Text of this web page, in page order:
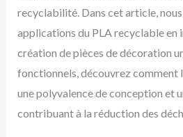
recyclabilité. Dans cet article,
applications du PLA recyclable en
création de pièces de décoration
fonctionnels, découvrez comment
une polyvalence de conception et
contribuant à la réduction des